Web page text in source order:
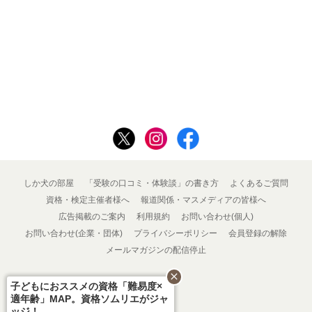
しか犬の部屋 「受験の口コミ・体験談」の書き方
よくあるご質問
資格・検定主催者様へ
報道関係・マスメディアの皆様へ
広告掲載のご案内
利用規約
お問い合わせ(個人)
お問い合わせ(企業・団体)
プライバシーポリシー
会員登録の解除
メールマガジンの配信停止
子どもにおススメの資格「難易度×
適年齢」MAP。資格ソムリエがジャ
close